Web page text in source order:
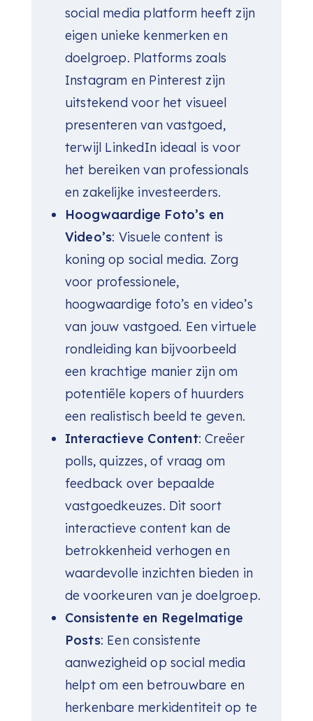
social media platform heeft zijn
eigen unieke kenmerken en
doelgroep. Platforms zoals
Instagram en Pinterest zijn
uitstekend voor het visueel
presenteren van vastgoed,
terwijl LinkedIn ideaal is voor
het bereiken van professionals
en zakelijke investeerders.
Hoogwaardige Foto’s en
Video’s: Visuele content is
koning op social media. Zorg
voor professionele,
hoogwaardige foto’s en video’s
van jouw vastgoed. Een virtuele
rondleiding kan bijvoorbeeld
een krachtige manier zijn om
potentiële kopers of huurders
een realistisch beeld te geven.
Interactieve Content: Creëer
polls, quizzes, of vraag om
feedback over bepaalde
vastgoedkeuzes. Dit soort
interactieve content kan de
betrokkenheid verhogen en
waardevolle inzichten bieden in
de voorkeuren van je doelgroep.
Consistente en Regelmatige
Posts: Een consistente
aanwezigheid op social media
helpt om een betrouwbare en
herkenbare merkidentiteit op te